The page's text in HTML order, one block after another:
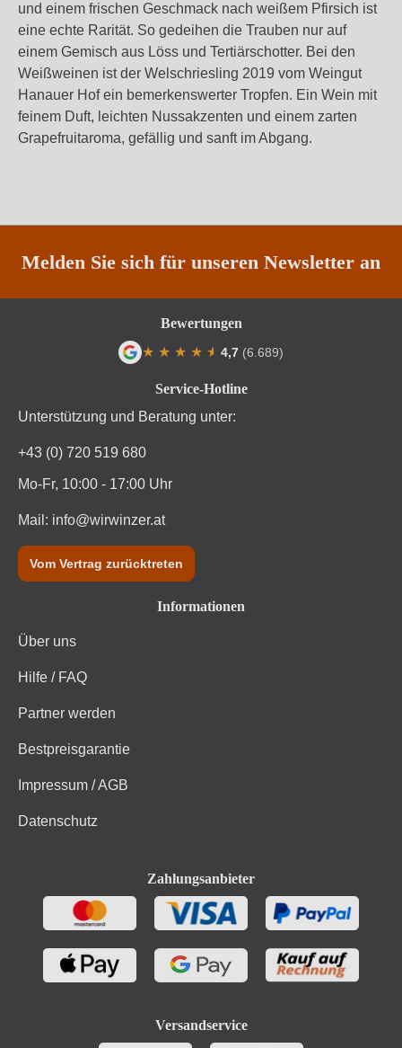
und einem frischen Geschmack nach weißem Pfirsich ist
eine echte Rarität. So gedeihen die Trauben nur auf
einem Gemisch aus Löss und Tertiärschotter. Bei den
Weißweinen ist der Welschriesling 2019 vom Weingut
Hanauer Hof ein bemerkenswerter Tropfen. Ein Wein mit
feinem Duft, leichten Nussakzenten und einem zarten
Grapefruitaroma, gefällig und sanft im Abgang.
Melden Sie sich für unseren Newsletter an
Service-Hotline
Unterstützung und Beratung unter:
+43 (0) 720 519 680
Mo-Fr, 10:00 - 17:00 Uhr
Mail: info@wirwinzer.at
Vom Vertrag zurücktreten
Informationen
Über uns
Hilfe / FAQ
Partner werden
Bestpreisgarantie
Impressum / AGB
Datenschutz
Zahlungsanbieter
Versandservice
Bewertungen
★ ★ ★ ★ ★
★ 4,7 (6.689)